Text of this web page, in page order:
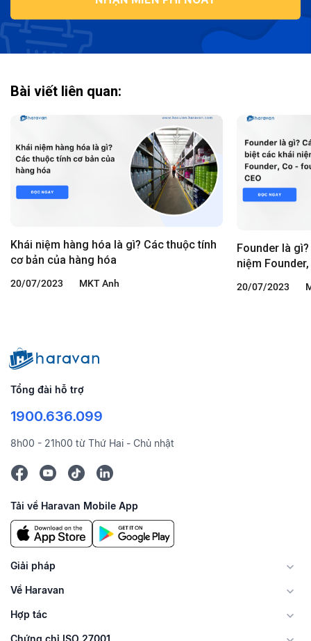
Bài viết liên quan:
Khái niệm hàng hóa là gì? Các thuộc tính
cơ bản của hàng hóa
20/07/2023 MKT Anh
Founder là
niệm
20/07/2023
Tổng đài hỗ trợ
1900.636.099
8h00 - 21h00 từ Thứ Hai - Chủ nhật
Tải về Haravan Mobile App
Giải pháp
Về Haravan
Hợp tác